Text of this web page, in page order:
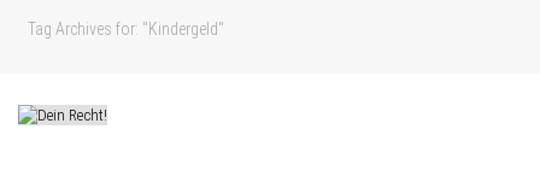
Tag Archives for: "Kindergeld"